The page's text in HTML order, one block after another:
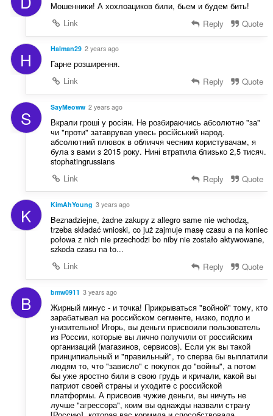
Мошенники! А хохлоациков били, бьем и будем бить!
Link
Reply Quote
H Halman29 2 years ago
Гарне розширення.
Link
Reply Quote
S SayMeoww 2 years ago
Вкрали гроші у росіян. Не розбираючись абсолютно "за"
чи "проти" затаврував увесь російський народ.
абсолютний плювок в обличчя чесним користувачам, я
була з вами з 2015 року. Нині втратила близько 2,5 тисяч.
stophatingrussians
Link
Reply Quote
K KimAhYoung 3 years ago
Beznadziejne, żadne zakupy z allegro same nie wchodzą,
trzeba składać wnioski, co już zajmuje masę czasu a na koniec
połowa z nich nie przechodzi bo niby nie zostało aktywowane,
szkoda czasu na to...
Link
Reply Quote
B bmw0911 3 years ago
Жирный минус - и точка! Прикрываться "войной" тому, кто
зарабатывал на российском сегменте, низко, подло и
унизительно! Игорь, вы деньги присвоили пользователь
из России, которые вы лично получили от российским
организаций (магазинов, сервисов). Если уж вы такой
принципиальный и "правильный", то сперва бы выплатили
людям то, что "зависло" с покупок до "войны", а потом
бы уже яростно били в свою грудь и кричали, какой вы
патриот своей страны и уходите с российской
платформы. А присвоив чужие деньги, вы ничуть не
лучше "агрессора", коим вы однажды назвали страну